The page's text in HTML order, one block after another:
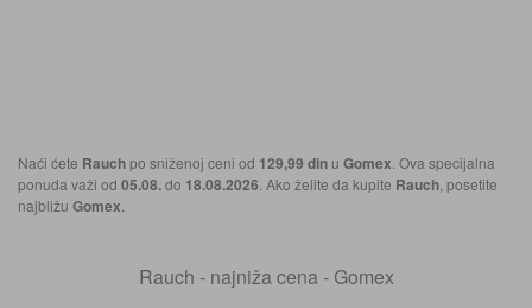
Naći ćete Rauchpo sniženoj ceni od 129,99 din u Gomex . Ova specijalna
ponuda važi od 05.08.do 18.08.2026 . Ako želite da kupite Rauch , posetite
najbližu Gomex
Rauch - najniža cena - Gomex